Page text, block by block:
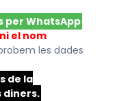
per WhatsApp
el nom
les dades
de la
diners.